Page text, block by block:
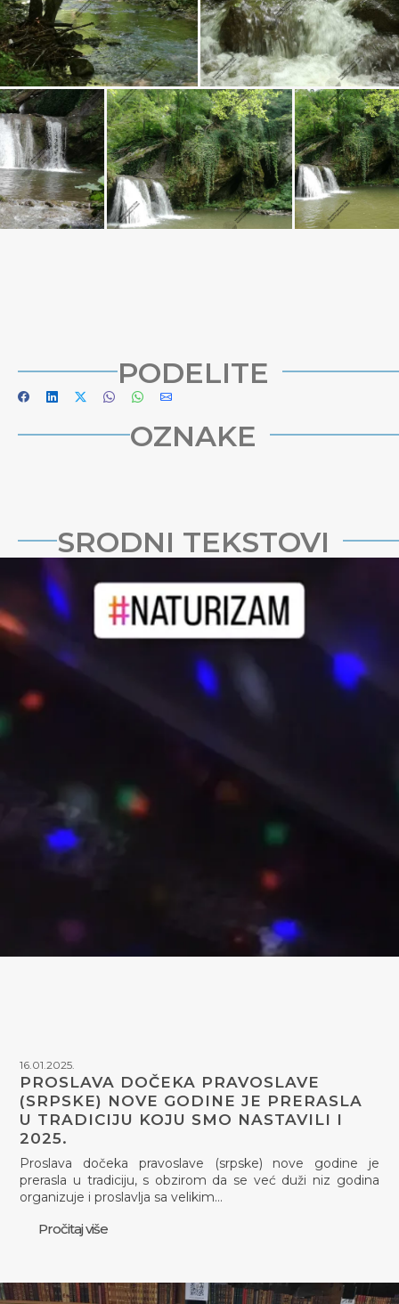
PODELITE
OZNAKE
SRODNI TEKSTOVI
16.01.2025.
PROSLAVA DOČEKA PRAVOSLAVE
(SRPSKE) NOVE GODINE JE PRERASLA
U TRADICIJU KOJU SMO NASTAVILI I
2025.
Proslava dočeka pravoslave (srpske) nove godine je
prerasla u tradiciju, s obzirom da se već duži niz godina
organizuje i proslavlja sa velikim…
Pročitaj više